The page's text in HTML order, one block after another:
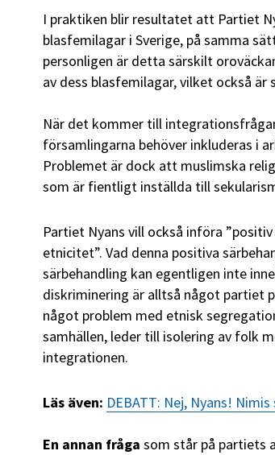
I praktiken blir resultatet att Partiet
blasfemilagar i Sverige, på samma
personligen är detta särskilt
av dess blasfemilagar, vilket också
När det kommer till
församlingarna behöver inkluderas i
Problemet är dock att muslimska
som är fientligt inställda till
Partiet Nyans vill också införa
etnicitet”. Vad denna positiva
särbehandling kan egentligen inte
diskriminering är alltså något partiet
något problem med etnisk
samhällen, leder till isolering av folk
integrationen.
Läs även: DEBATT: Nej, Nyans!
En annan fråga som står på partiets